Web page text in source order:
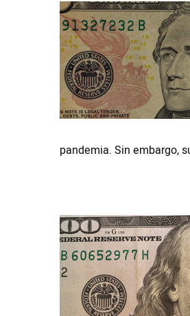
pandemia. Sin embargo,